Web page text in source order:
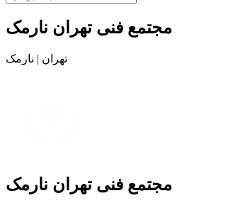
مجتمع فنی تهران نارمک
تهران | نارمک
مجتمع فنی تهران نارمک